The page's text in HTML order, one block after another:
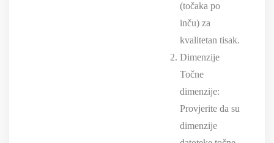
(točaka po
inču) za
kvalitetan tisak.
Dimenzije
Točne
dimenzije:
Provjerite da su
dimenzije